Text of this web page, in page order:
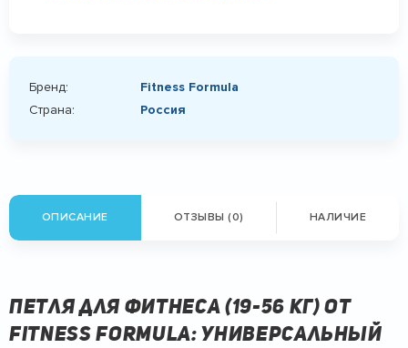
Бренд:
Fitness Formula
Страна:
Россия
ОПИСАНИЕ ОТЗЫВЫ (0) НАЛИЧИЕ
Петля для фитнеса (19-56 кг) от
FITNESS FORMULA: универсальный